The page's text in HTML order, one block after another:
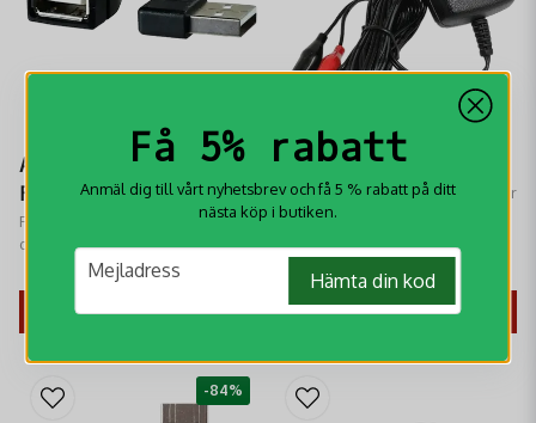
Avignon
Förlängningskabel för
Värmeprodukter
Förläng användningstiden av
dina värmeprodukter med
Avignon Förlängningskabel,
kompatibel med alla
Powerbanks.
79 kr
15,8 kr
KÖP
Batteriladdare 2-12V
Uovision Batteriladdare 6V laddar
snabbt upp ditt externa 6 volts
339 kr
KÖP
-84%
Få 5% rabatt
Anmäl dig till vårt nyhetsbrev och få 5 % rabatt på ditt
nästa köp i butiken.
email
Mejladress Hämta din kod